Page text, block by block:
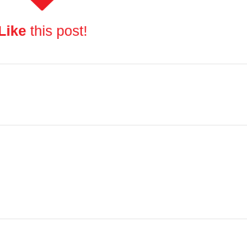
this post!